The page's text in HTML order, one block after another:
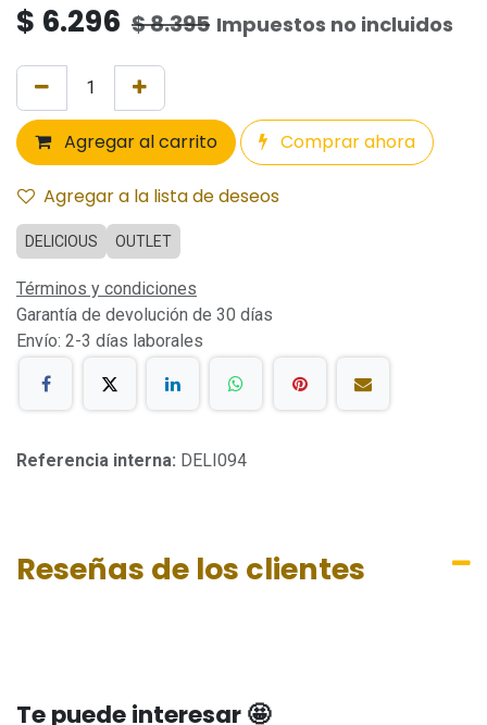
$ 6.296 $8.395 Impuestos no incluidos
Agregar al carrito Comprar ahora
Agregar a la lista de deseos
DELICIOUS OUTLET
Términos y condiciones
Garantía de devolución de 30 días
Envío: 2-3 días laborales
Referencia interna: DELI094
Reseñas de los clientes
Te puede interesar 🤩